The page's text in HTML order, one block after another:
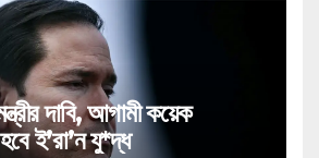
দাবি, আগামী কয়েক
ই’রা’ন যু*দ্ধ